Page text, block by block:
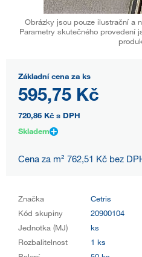
Obrázky jsou pouze ilustrační a
Parametry skutečného provedení
Základní cena za ks
595,75 Kč
720,86 Kč s DPH
Skladem
Cena za m² 762,51 Kč bez
Značka
Cetris
Kód skupiny
20900104
Jednotka (MJ)
ks
Rozbalitelnost
1 ks